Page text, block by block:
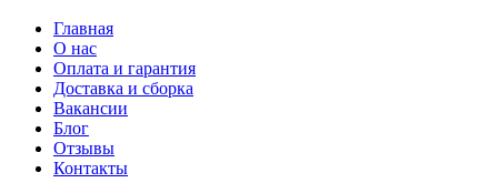
Главная
О нас
Оплата и гарантия
Доставка и сборка
Вакансии
Блог
Отзывы
Контакты